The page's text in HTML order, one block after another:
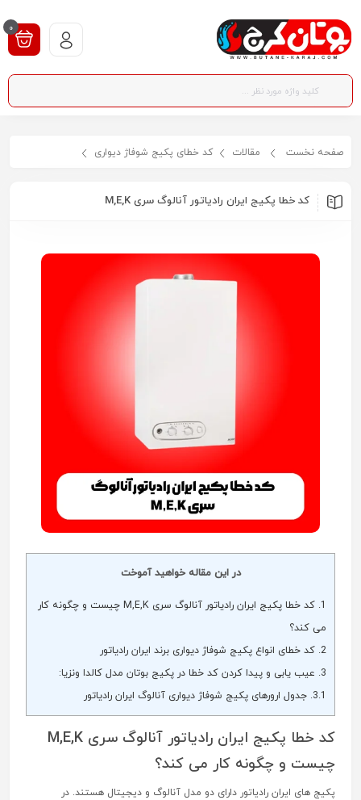
0
صفحه نخست مقالات کد خطای پکیج شوفاژ دیواری
کد خطا پکیج ایران رادیاتور آنالوگ سری M,E,K
در این مقاله خواهید آموخت
1.
کد خطا پکیج ایران رادیاتور آنالوگ سری M,E,K چیست و چگونه کار
می کند؟
2. کد خطای انواع پکیج شوفاژ دیواری برند ایران رادیاتور
3. عیب یابی و پیدا کردن کد خطا در پکیج بوتان مدل کالدا ونزیا:
3.1. جدول ارورهای پکیج شوفاژ دیواری آنالوگ ایران رادیاتور
کد خطا پکیج ایران رادیاتور آنالوگ سری M,E,K
چیست و چگونه کار می کند؟
پکیج های ایران رادیاتور دارای دو مدل آنالوگ و دیجیتال هستند. در